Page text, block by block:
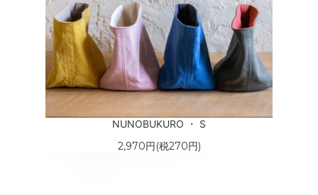
NUNOBUKURO ・ S
2,970円(税270円)